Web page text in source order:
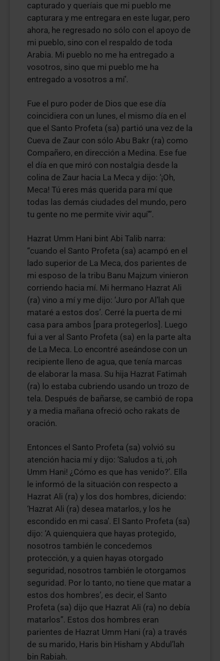
capturado y queríais que mi pueblo me
capturara y me entregara en este lugar, pero
ahora, he regresado no sólo con el apoyo de
mi pueblo, sino con el respaldo de toda
Arabia. Mi pueblo no me ha entregado a
vosotros, sino que mi pueblo me ha
entregado a vosotros a mí’.
Fue el puro poder de Dios que ese día
coincidiera con un lunes, el mismo día en el
que el Santo Profeta (sa) partió una vez de la
Cueva de Zaur con sólo Abu Bakr (ra) como
Compañero, en dirección a Medina. Ese fue
el día en que miró con nostalgia desde la
colina de Zaur hacia La Meca y dijo: ‘¡Oh,
Meca! Tú eres más querida para mí que
todas las demás ciudades del mundo, pero
tu gente no me permite vivir aquí’”.
Hazrat Umm Hani bint Abi Talib narra:
“cuando el Santo Profeta (sa) acampó en el
lado superior de La Meca, dos parientes de
mi esposo de la tribu Banu Majzum vinieron
corriendo hacia mí. Mi hermano Hazrat Ali
(ra) vino a mí y me dijo: ‘Juro por Al’lah que
mataré a estos dos’. Cerré la puerta de mi
casa para ambos [para protegerlos]. Luego
fui a ver al Santo Profeta (sa) en la parte alta
de La Meca. Lo encontré aseándose con un
recipiente lleno de agua, que tenía marcas
de elaborar la masa. Su hija Hazrat Fatimah
(ra) lo estaba cubriendo usando un trozo de
tela. Después de bañarse, se cambió de ropa
y a media mañana ofreció ocho rakats de
oración.
Entonces el Santo Profeta (sa) volvió su
atención hacia mí y dijo: ‘Saludos a ti, ¡oh
Umm Hani! ¿Cómo es que has venido?’. Ella
le informó de la situación con respecto a
Hazrat Ali (ra) y los dos hombres, diciendo:
‘Hazrat Ali (ra) desea matarlos, y los he
escondido en mi casa’. El Santo Profeta (sa)
dijo: ‘A quienquiera que hayas protegido,
nosotros también le concedemos
protección, y a quien hayas otorgado
seguridad, nosotros también le otorgamos
seguridad. Por lo tanto, no tiene que matar a
estos dos hombres’, es decir, el Santo
Profeta (sa) dijo que Hazrat Ali (ra) no debía
matarlos”. Estos dos hombres eran
parientes de Hazrat Umm Hani (ra) a través
de su marido, Haris bin Hisham y Abdul’lah
bin Rabiah.